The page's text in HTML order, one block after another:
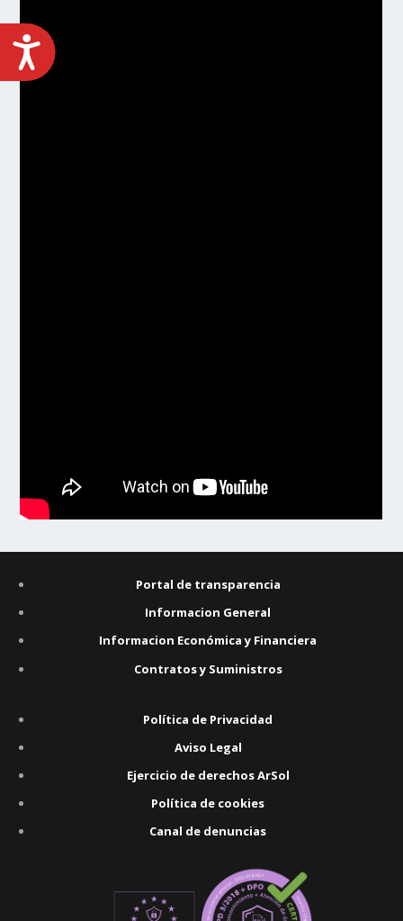
ACCESIBILIDAD
Portal de transparencia
Informacion General
Informacion Económica y Financiera
Contratos y Suministros
Política de Privacidad
Aviso Legal
Ejercicio de derechos ArSol
Política de cookies
Canal de denuncias